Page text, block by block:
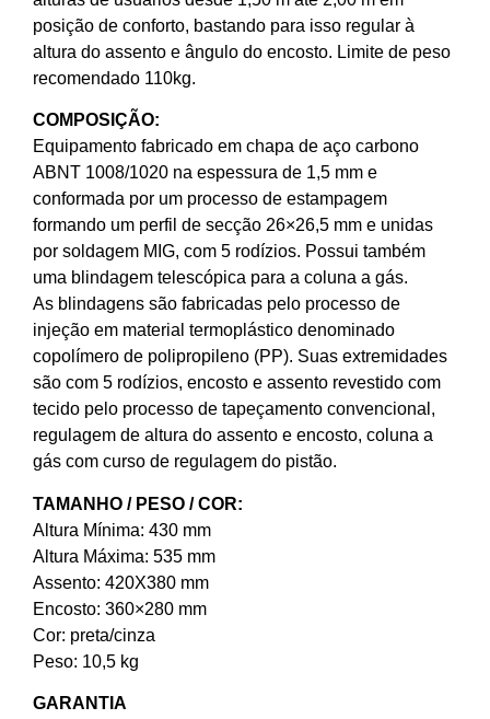
posição de conforto, bastando para isso regular à
altura do assento e ângulo do encosto. Limite de peso
recomendado 110kg.
COMPOSIÇÃO:
Equipamento fabricado em chapa de aço carbono
ABNT 1008/1020 na espessura de 1,5 mm e
conformada por um processo de estampagem
formando um perfil de secção 26×26,5 mm e unidas
por soldagem MIG, com 5 rodízios. Possui também
uma blindagem telescópica para a coluna a gás.
As blindagens são fabricadas pelo processo de
injeção em material termoplástico denominado
copolímero de polipropileno (PP). Suas extremidades
são com 5 rodízios, encosto e assento revestido com
tecido pelo processo de tapeçamento convencional,
regulagem de altura do assento e encosto, coluna a
gás com curso de regulagem do pistão.
TAMANHO / PESO / COR:
Altura Mínima: 430 mm
Altura Máxima: 535 mm
Assento: 420X380 mm
Encosto: 360×280 mm
Cor: preta/cinza
Peso: 10,5 kg
GARANTIA